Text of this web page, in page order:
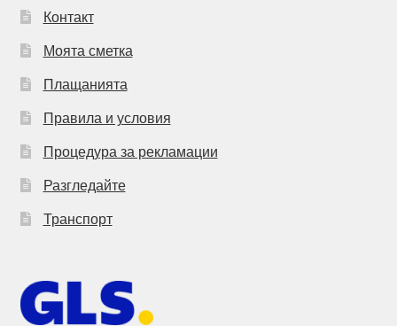
Контакт
Моята сметка
Плащанията
Правила и условия
Процедура за рекламации
Разгледайте
Транспорт